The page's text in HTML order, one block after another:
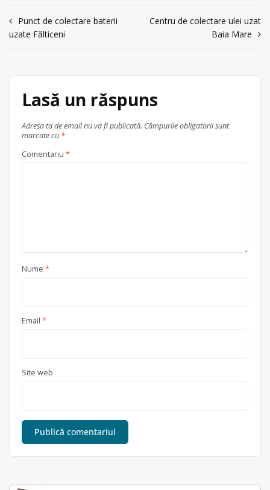
adresa: . Sediu social:Botoșani str.
Petru Rares, nr.26 tel:0231537794,
Centru de colectare
electrocasnice (DEEE)
, în
Botoșani
județul Botoșani
Navigare
Punct de colectare baterii
uzate Fălticeni
Centru de colectare ulei uzat
Baia Mare
Lasă un răspuns
Adresa ta de email nu va fi publicată. Câmpurile obligatorii sunt
marcate cu *
Comentariu *
Nume *
Email *
Site web